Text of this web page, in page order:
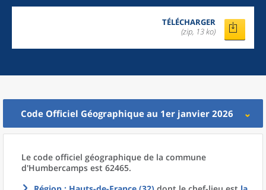
TÉLÉCHARGER
(zip, 13 ko)
Code Officiel Géographique au 1er janvier 2026
Le code officiel géographique de la commune
d'Humbercamps est 62465.